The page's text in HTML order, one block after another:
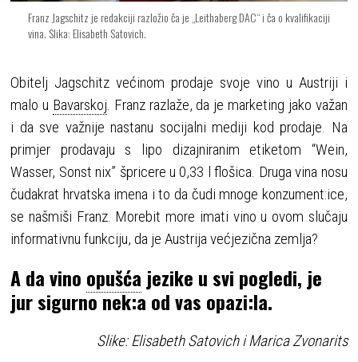
Franz Jagschitz je redakciji razložio ča je „Leithaberg DAC“ i ča o kvalifikaciji
vina. Slika: Elisabeth Satovich.
Obitelj Jagschitz većinom prodaje svoje vino u Austriji i
malo u Bavarskoj. Franz razlaže, da je marketing jako važan
i da sve važnije nastanu socijalni mediji kod prodaje. Na
primjer prodavaju s lipo dizajniranim etiketom “Wein,
Wasser, Sonst nix” špricere u 0,33 l flošica. Druga vina nosu
čudakrat hrvatska imena i to da čudi mnoge konzument:ice,
se našmiši Franz. Morebit more imati vino u ovom slučaju
informativnu funkciju, da je Austrija većjezična zemlja?
A da vino opušća jezike u svi pogledi, je
jur sigurno nek:a od vas opazi:la.
Slike: Elisabeth Satovich i Marica Zvonarits